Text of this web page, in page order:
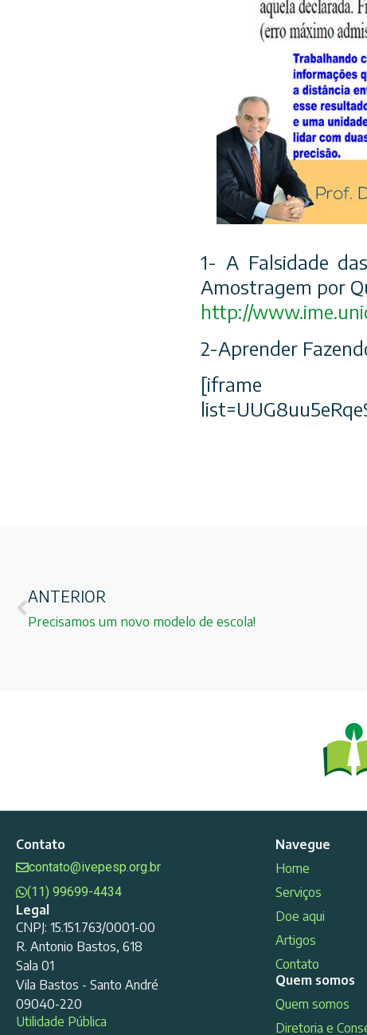
1- A Falsidade
Amostragem por
http://
2-Aprender
[iframe
ANTERIOR
Precisamos um novo modelo de escola!
Contato
contato@ivepesp.org.br
(11) 99699-4434
Legal
CNPJ: 15.151.763/0001-00
R. Antonio Bastos, 618
Sala 01
Vila Bastos - Santo André
09040-220
Utilidade Pública
Navegue
Home
Serviços
Doe aqui
Artigos
Contato
Quem somos
Quem somos
Diretoria e